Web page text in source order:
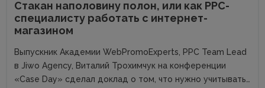
Стакан наполовину полон, или как PPC-
специалисту работать с интернет-
магазином
Выпускник Академии WebPromoExperts, PPC Team Lead
в Jiwo Agency, Виталий Трохимчук на конференции
«Case Day» сделал доклад о том, что нужно учитывать